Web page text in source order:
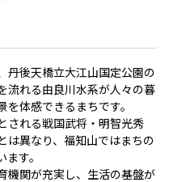
丹後天橋立大江山国定公園の
流れる由良川水系が人々の暮
体感できるまちです。
される戦国武将・明智光秀
は異なり、福知山ではまちの
す。
機関が充実し、生活の基盤が